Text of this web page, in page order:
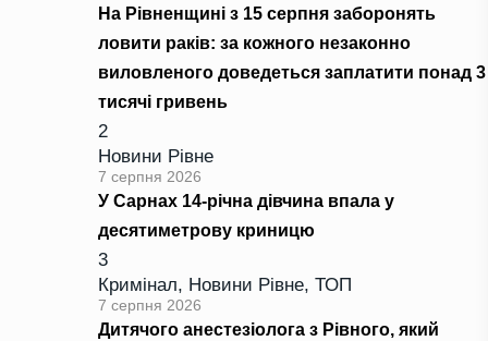
На Рівненщині з 15 серпня заборонять
ловити раків: за кожного незаконно
виловленого доведеться заплатити понад 3
тисячі гривень
2
Новини Рівне
7 серпня 2026
У Сарнах 14-річна дівчина впала у
десятиметрову криницю
3
Кримінал, Новини Рівне, ТОП
7 серпня 2026
Дитячого анестезіолога з Рівного, який